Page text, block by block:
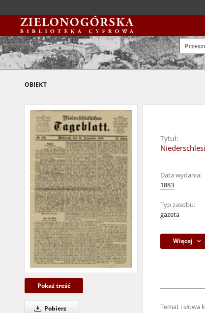
OBIEKT
Pokaż treść
Pobierz
Tytuł:
Data wydania:
1883
Typ zasobu:
gazeta
Więcej
Temat i słowa